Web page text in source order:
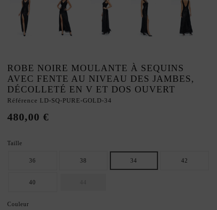
ROBE NOIRE MOULANTE À SEQUINS
AVEC FENTE AU NIVEAU DES JAMBES,
DÉCOLLETÉ EN V ET DOS OUVERT
Référence LD-SQ-PURE-GOLD-34
480,00 €
Taille
36 38 34 42
40
Couleur